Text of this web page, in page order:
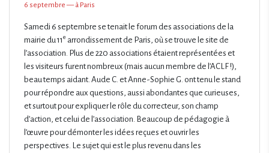
6 septembre — à Paris
Samedi 6 septembre se tenait le forum des associations de la
mairie du 11e arrondissement de Paris, où se trouve le site de
l’association. Plus de 220 associations étaient représentées et
les visiteurs furent nombreux (mais aucun membre de l’ACLF !),
beau temps aidant. Aude C. et Anne-Sophie G. ont tenu le stand
pour répondre aux questions, aussi abondantes que curieuses,
et surtout pour expliquer le rôle du correcteur, son champ
d’action, et celui de l’association. Beaucoup de pédagogie à
l’œuvre pour démonter les idées reçues et ouvrir les
perspectives. Le sujet qui est le plus revenu dans les